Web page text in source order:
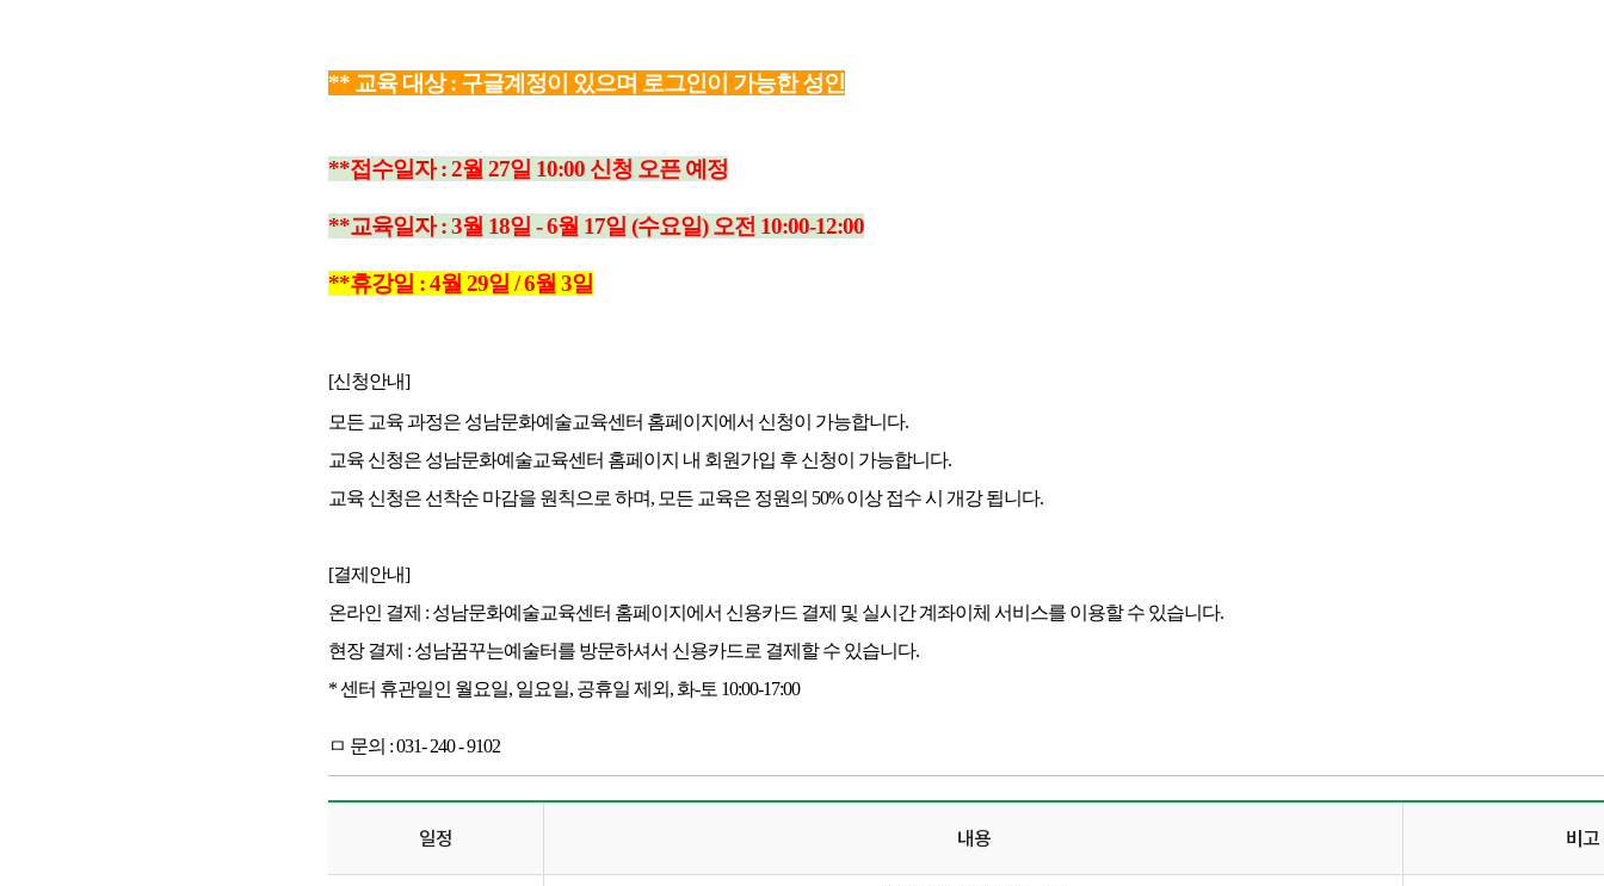
** 교육 대상 : 구글계정이 있으며 로그인이 가능한 성인
**접수일자 : 2월 27일 10:00 신청 오픈 예정
**교육일자 : 3월 18일 - 6월 17일 (수요일) 오전 10:00-12:00
**휴강일 : 4월 29일 / 6월 3일
[신청안내]
모든 교육 과정은 성남문화예술교육센터 홈페이지에서 신청이 가능합니다.
교육 신청은 성남문화예술교육센터 홈페이지 내 회원가입 후 신청이 가능합니다.
교육 신청은 선착순 마감을 원칙으로 하며, 모든 교육은 정원의 50% 이상 접수 시 개강 됩니다.
[결제안내]
온라인 결제 : 성남문화예술교육센터 홈페이지에서 신용카드 결제 및 실시간 계좌이체 서비스를 이용할 수 있습니다.
현장 결제 : 성남꿈꾸는예술터를 방문하셔서 신용카드로 결제할 수 있습니다.
* 센터 휴관일인 월요일, 일요일, 공휴일 제외, 화-토 10:00-17:00
ㅁ 문의 : 031- 240 - 9102
일정 내용 비고